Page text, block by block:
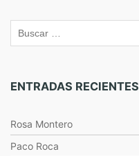
ENTRADAS RECIENTES
Rosa Montero
Paco Roca